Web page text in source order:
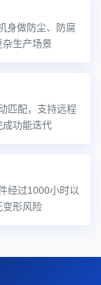
身做防尘、防腐
生产场景
匹配，支持远程
成功能迭代
经过1000小时以
变形风险